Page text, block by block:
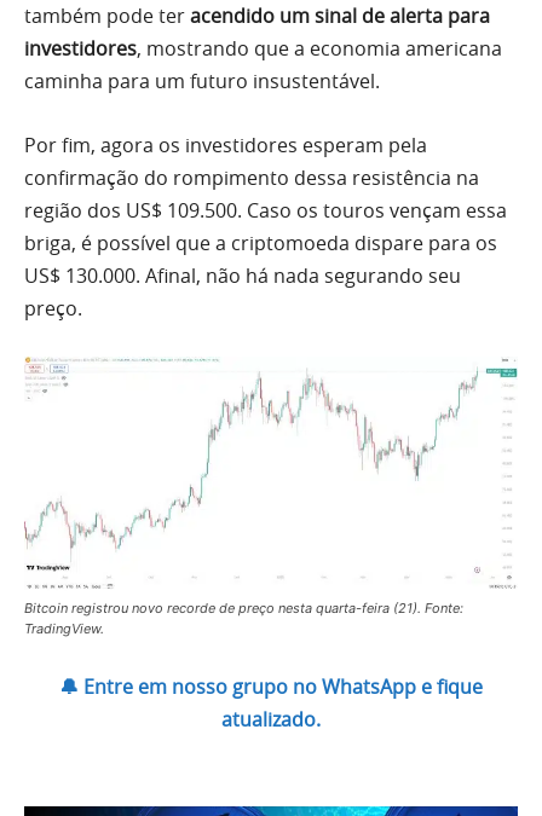
também pode teracendido um sinal de alerta para
investidores, mostrando que a economia americana
caminha para um futuro insustentável.
Por fim, agora os investidores esperam pela
confirmação do rompimento dessa resistência na
região dos US$ 109.500. Caso os touros vençam essa
briga, é possível que a criptomoeda dispare para os
US$ 130.000. Afinal, não há nada segurando seu
preço.
Bitcoin registrou novo recorde de preço nesta quarta-feira (21). Fonte:
TradingView.
🔔 Entre em nosso grupo no WhatsApp e fique
atualizado.